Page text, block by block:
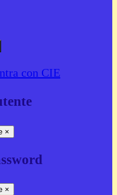
con CIE
×
×